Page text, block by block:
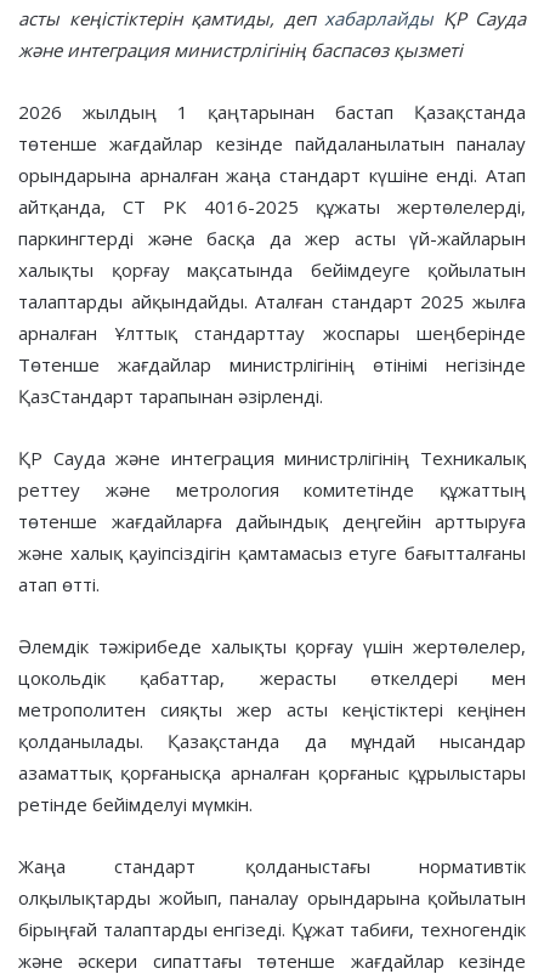
асты кеңістіктерін қамтиды, деп хабарлайды ҚР Сауда
және интеграция министрлігінің баспасөз қызметі
2026 жылдың 1 қаңтарынан бастап Қазақстанда
төтенше жағдайлар кезінде пайдаланылатын паналау
орындарына арналған жаңа стандарт күшіне енді. Атап
айтқанда, СТ РК 4016-2025 құжаты жертөлелерді,
паркингтерді және басқа да жер асты үй-жайларын
халықты қорғау мақсатында бейімдеуге қойылатын
талаптарды айқындайды. Аталған стандарт 2025 жылға
арналған Ұлттық стандарттау жоспары шеңберінде
Төтенше жағдайлар министрлігінің өтінімі негізінде
ҚазСтандарт тарапынан әзірленді.
ҚР Сауда және интеграция министрлігінің Техникалық
реттеу және метрология комитетінде құжаттың
төтенше жағдайларға дайындық деңгейін арттыруға
және халық қауіпсіздігін қамтамасыз етуге бағытталғаны
атап өтті.
Әлемдік тәжірибеде халықты қорғау үшін жертөлелер,
цокольдік қабаттар, жерасты өткелдері мен
метрополитен сияқты жер асты кеңістіктері кеңінен
қолданылады. Қазақстанда да мұндай нысандар
азаматтық қорғанысқа арналған қорғаныс құрылыстары
ретінде бейімделуі мүмкін.
Жаңа стандарт қолданыстағы нормативтік
олқылықтарды жойып, паналау орындарына қойылатын
бірыңғай талаптарды енгізеді. Құжат табиғи, техногендік
және әскери сипаттағы төтенше жағдайлар кезінде